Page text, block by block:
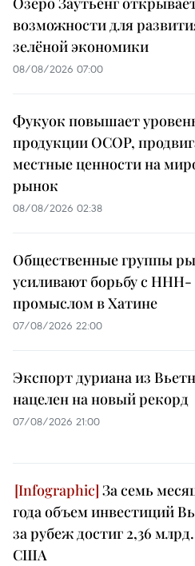
возможности для
зелёной экономики
08/08/2026 07:00
Фукуок повышает
продукции OCOP,
местные ценности на
рынок
08/08/2026 02:38
Общественные группы
усиливают борьбу с ННН-
промыслом в Хатине
07/08/2026 22:00
Экспорт дуриана из
нацелен на новый рекорд
07/08/2026 21:00
За семь
года объем инвестиций
за рубеж достиг 2,36
США